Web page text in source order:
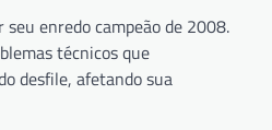
enredo campeão de 2008.
técnicos que
desfile, afetando sua